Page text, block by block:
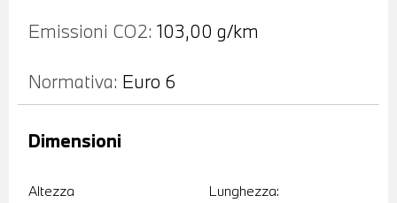
Emissioni CO2: 103,00 g/km
Normativa: Euro 6
Altezza Lunghezza:
Dimensioni